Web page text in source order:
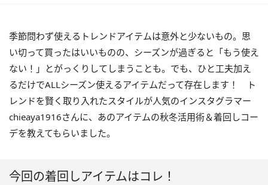
季節問わず使えるトレンドアイテムは意外と少ないもの。思
い切って買ったはいいものの、シーズンが過ぎると「もう使え
ない！」とがっくりしてしまうことも。でも、ひと工夫加え
るだけでALLシーズン使えるアイテムだって存在します！ ト
レンドを賢く取り入れたスタイルが人気のインスタグラマー
chieaya1916さんに、あのアイテムの秋冬活用術＆着回しコー
デを教えてもらいました。
今回の着回しアイテムはコレ！